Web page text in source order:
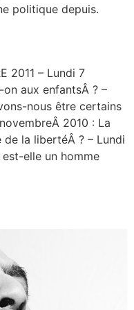
politique depuis.
2011 – Lundi 7
aux enfantsÂ ? –
nous être certains
2010 : La
de la libertéÂ ? – Lundi
elle un homme